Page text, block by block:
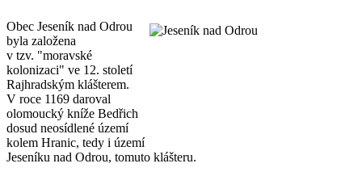
Obec Jeseník nad Odrou
byla založena
v tzv. "moravské
kolonizaci" ve 12. století
Rajhradským klášterem.
V roce 1169 daroval
olomoucký kníže Bedřich
dosud neosídlené území
kolem Hranic, tedy i území
Jeseníku nad Odrou, tomuto klášteru.